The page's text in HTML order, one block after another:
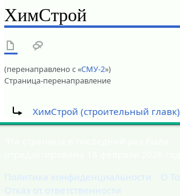
ХимСтрой
(перенаправлено с «СМУ-2»)
Страница-перенаправление
ХимСтрой (строительный главк)